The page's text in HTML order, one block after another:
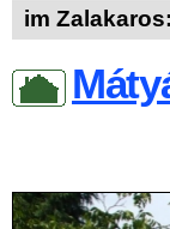
im